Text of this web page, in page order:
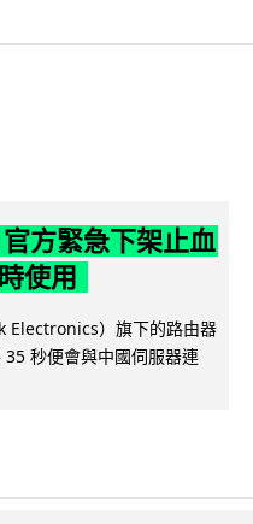
方緊急下架止血
使用
Electronics）旗下的路由器
秒便會與中國伺服器連